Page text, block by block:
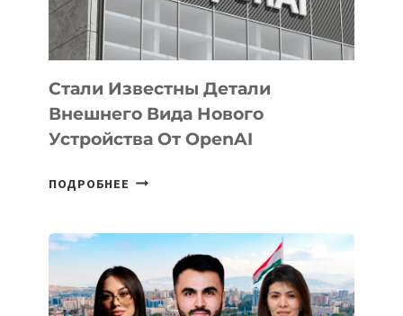
ИСКУССТВЕННОГО
ИНТЕЛЛЕКТА
Стали Известны Детали
Внешнего Вида Нового
Устройства От OpenAI
ПОДРОБНЕЕ СТАЛИ
ВНЕШНЕГО
ВИДА
НОВОГО